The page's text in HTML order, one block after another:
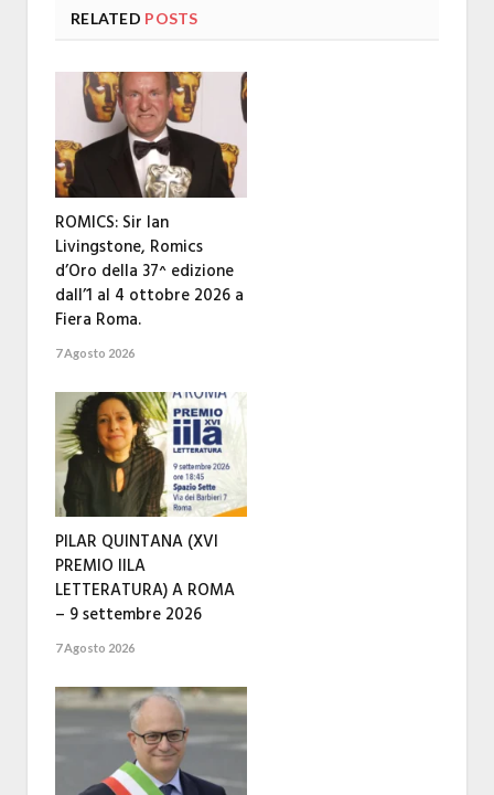
RELATED POSTS
ROMICS: Sir Ian
Livingstone, Romics
d’Oro della 37^ edizione
dall’1 al 4 ottobre 2026 a
Fiera Roma.
7 Agosto 2026
PILAR QUINTANA (XVI
PREMIO IILA
LETTERATURA) A ROMA
– 9 settembre 2026
7 Agosto 2026